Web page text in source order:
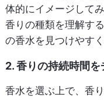
体的にイメージしてみ
香りの種類を理解す
の香水を見つけやすく
2. 香りの持続時間
香水を選ぶ上で、香